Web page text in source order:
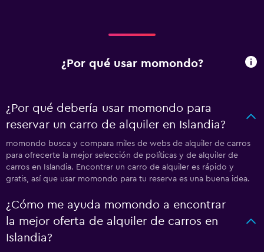
¿Por qué usar momondo?
¿Por qué debería usar momondo para
reservar un carro de alquiler en Islandia?
momondo busca y compara miles de webs de alquiler de carros
para ofrecerte la mejor selección de políticas y de alquiler de
carros en Islandia. Encontrar un carro de alquiler es rápido y
gratis, así que usar momondo para tu reserva es una buena idea.
¿Cómo me ayuda momondo a encontrar
la mejor oferta de alquiler de carros en
Islandia?